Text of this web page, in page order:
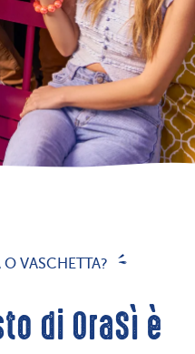
VASCHETTA?
di OraSì è